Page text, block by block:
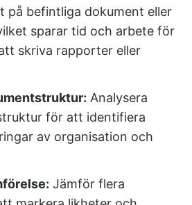
på befintliga dokument eller
sparar tid och arbete för
skriva rapporter eller
Analysera
för att identifiera
av organisation och
Jämför flera